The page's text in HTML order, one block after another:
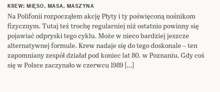
KREW: MIĘSO, MASA, MASZYNA
Na Polifonii rozpocząłem akcję Płyty i ty poświęconą nośnikom
fizycznym. Tutaj też trochę regularniej niż ostatnio powinny się
pojawiać odpryski tego cyklu. Może w nieco bardziej jeszcze
alternatywnej formule. Krew nadaje się do tego doskonale – ten
zapomniany zespół działał pod koniec lat 80. w Poznaniu. Gdy coś
się w Polsce zaczynało w czerwcu 1989 […]